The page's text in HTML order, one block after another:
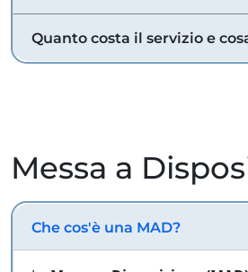
Quanto costa il servizio e
Messa a
Che cos'è una MAD?